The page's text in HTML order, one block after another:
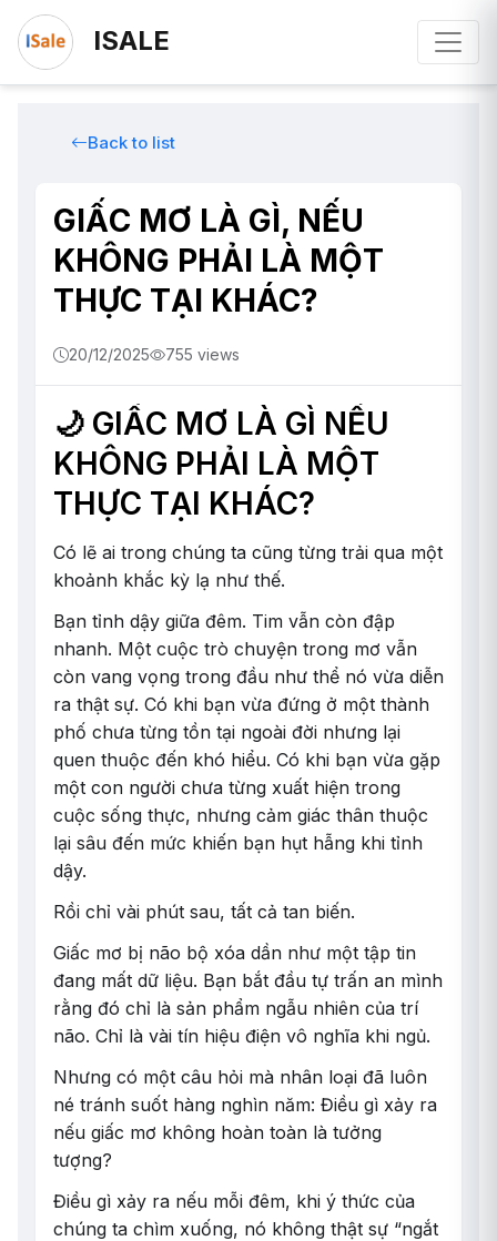
ISALE
Back to list
GIẤC MƠ LÀ GÌ, NẾU
KHÔNG PHẢI LÀ MỘT
THỰC TẠI KHÁC?
20/12/2025 755 views
🌙 GIẤC MƠ LÀ GÌ NẾU
KHÔNG PHẢI LÀ MỘT
THỰC TẠI KHÁC?
Có lẽ ai trong chúng ta cũng từng trải qua một
khoảnh khắc kỳ lạ như thế.
Bạn tỉnh dậy giữa đêm. Tim vẫn còn đập
nhanh. Một cuộc trò chuyện trong mơ vẫn
còn vang vọng trong đầu như thể nó vừa diễn
ra thật sự. Có khi bạn vừa đứng ở một thành
phố chưa từng tồn tại ngoài đời nhưng lại
quen thuộc đến khó hiểu. Có khi bạn vừa gặp
một con người chưa từng xuất hiện trong
cuộc sống thực, nhưng cảm giác thân thuộc
lại sâu đến mức khiến bạn hụt hẫng khi tỉnh
dậy.
Rồi chỉ vài phút sau, tất cả tan biến.
Giấc mơ bị não bộ xóa dần như một tập tin
đang mất dữ liệu. Bạn bắt đầu tự trấn an mình
rằng đó chỉ là sản phẩm ngẫu nhiên của trí
não. Chỉ là vài tín hiệu điện vô nghĩa khi ngủ.
Nhưng có một câu hỏi mà nhân loại đã luôn
né tránh suốt hàng nghìn năm: Điều gì xảy ra
nếu giấc mơ không hoàn toàn là tưởng
tượng?
Điều gì xảy ra nếu mỗi đêm, khi ý thức của
chúng ta chìm xuống, nó không thật sự “ngắt